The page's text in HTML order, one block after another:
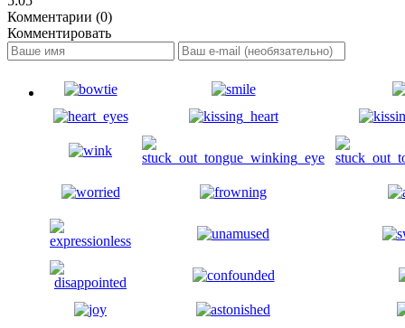
Комментарии (0)
Комментировать